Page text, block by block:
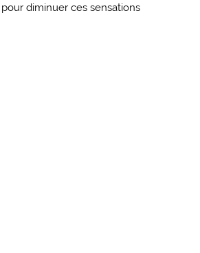
diminuer ces sensations